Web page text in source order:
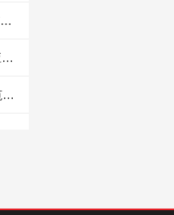
PDS863液位变送器原理与工业储罐液位测量应用
YN-60耐震压力表在工业应用中的重要性与技术特点
EJA压力变送器的安装规范、零点校准与量程迁移理想实践